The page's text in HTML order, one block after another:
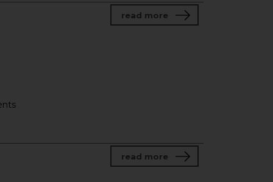
read moreabout Concert of
read moreabout Zimniejsze